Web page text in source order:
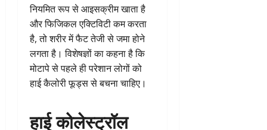
नियमित रूप से आइसक्रीम खाता है
और फिजिकल एक्टिविटी कम करता
है, तो शरीर में फैट तेजी से जमा होने
लगता है। विशेषज्ञों का कहना है कि
मोटापे से पहले ही परेशान लोगों को
हाई कैलोरी फूड्स से बचना चाहिए।
हाई कोलेस्ट्रॉल